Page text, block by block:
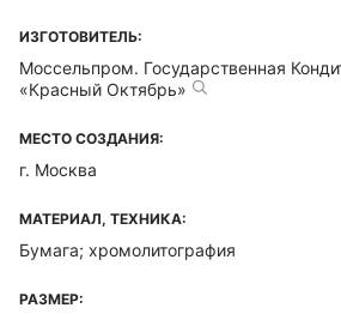
ИЗГОТОВИТЕЛЬ:
Моссельпром. Государственная
«Красный Октябрь»
МЕСТО СОЗДАНИЯ:
г. Москва
МАТЕРИАЛ, ТЕХНИКА:
Бумага; хромолитография
РАЗМЕР: